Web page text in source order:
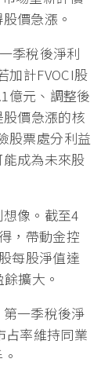
價急漲。
季稅後淨利
加計FVOCI股
億元、調整後
價急漲的核
股票處分利益
成為未來股
像。截至4
，帶動金控
每股淨值達
擴大。
一季稅後淨
占率維持同業